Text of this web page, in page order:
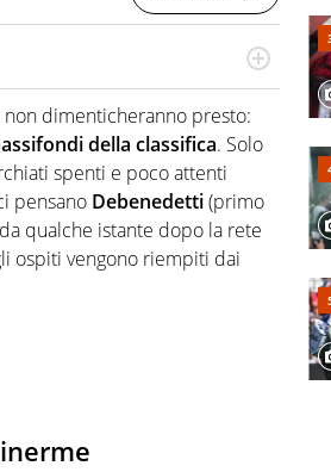
categorie minori e i talenti in
basket, motori: ci pensa lui
dimenticheranno presto:
della classifica. Solo
spenti e poco attenti
pensano Debenedetti(primo
qualche istante dopo la rete
ospiti vengono riempiti dai